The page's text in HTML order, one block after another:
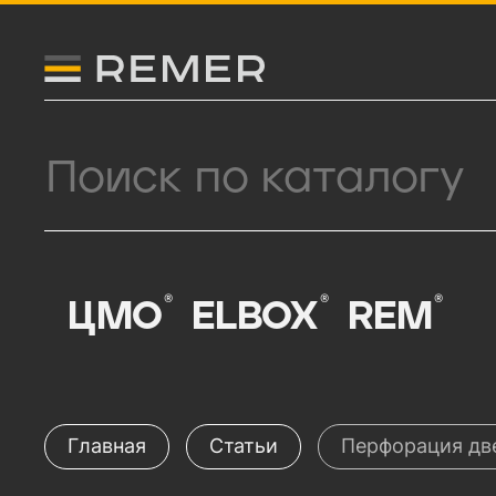
Логитип компании Remer
ЦМО® ELBOX® REM ®
Главная Статьи Перфорация